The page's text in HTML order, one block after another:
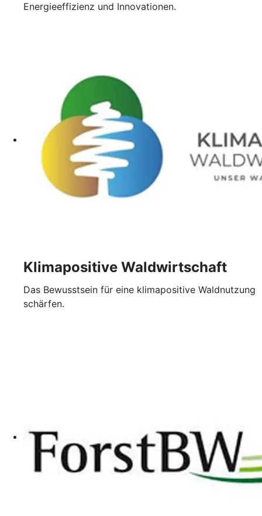
Energieeffizienz und Innovationen.
Klimapositive Waldwirtschaft
Das Bewusstsein für eine klimapositive Waldnutzung
schärfen.